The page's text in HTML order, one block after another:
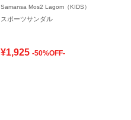
Samansa Mos2 Lagom（KIDS）
スポーツサンダル
¥1,925 -50%OFF-